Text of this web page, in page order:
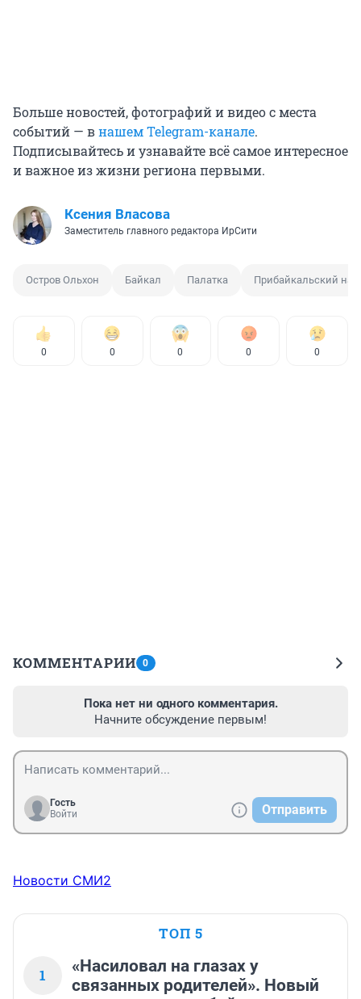
Больше новостей, фотографий и видео с места
событий — внашем Telegram-канале.
Подписывайтесь и узнавайте всё самое интересное
и важное из жизни региона первыми.
Ксения Власова
Заместитель главного редактора ИрСити
Остров Ольхон Байкал Палатка Прибайкальский
0 0 0 0 0
КОММЕНТАРИИ 0
Пока нет ни одного комментария.
Начните обсуждение первым!
Гость
Войти
Отправить
Новости СМИ2
ТОП 5
1
«Насиловал на глазах у
связанных родителей». Новый